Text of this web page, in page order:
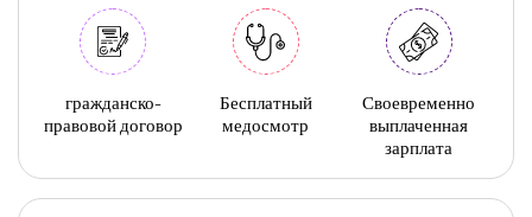
гражданско-
правовой договор
Бесплатный
медосмотр
Своевременно
выплаченная
зарплата